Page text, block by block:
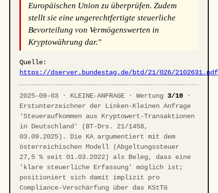
Europäischen Union zu überprüfen. Zudem
stellt sie eine ungerechtfertigte steuerliche
Bevorteilung von Vermögenswerten in
Kryptowährung dar."
Quelle:
https://dserver.bundestag.de/btd/21/026/2102631.pdf
2025-09-03 · KLEINE-ANFRAGE · Wertung3/10 ·
Erstunterzeichner der Linken-Kleinen Anfrage
'Steueraufkommen aus Kryptowert-Transaktionen
in Deutschland' (BT-Drs. 21/1458,
03.09.2025). Die KA argumentiert mit dem
österreichischen Modell (Abgeltungssteuer
27,5 % seit 01.03.2022) als Beleg, dass eine
'klare steuerliche Erfassung' möglich ist;
positioniert sich damit implizit pro
Compliance-Verschärfung über das KStTG